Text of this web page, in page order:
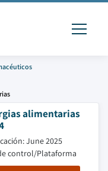
alimentarias
June 2025
control/Plataforma